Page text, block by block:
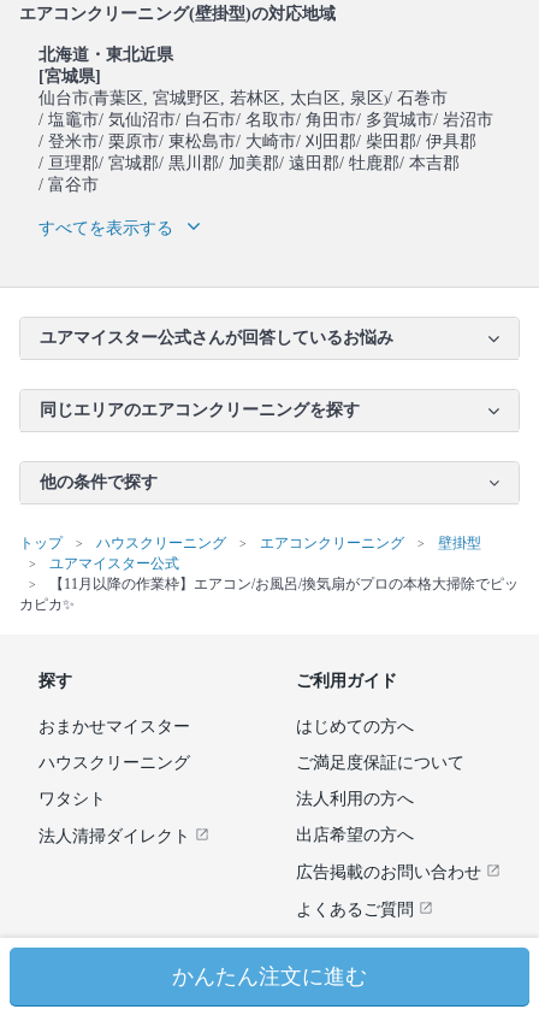
エアコンクリーニング(壁掛型)の対応地域
北海道・東北近県
[宮城県]
仙台市(青葉区 , 宮城野区 , 若林区 , 太白区 , 泉区)/ 石巻市
/ 塩竈市/ 気仙沼市/ 白石市/ 名取市/ 角田市/ 多賀城市/ 岩沼市
/ 登米市/ 栗原市/ 東松島市/ 大崎市/ 刈田郡/ 柴田郡/ 伊具郡
/ 亘理郡/ 宮城郡/ 黒川郡/ 加美郡/ 遠田郡/ 牡鹿郡/ 本吉郡
/ 富谷市
すべてを表示する
ユアマイスター公式さんが回答しているお悩み
同じエリアのエアコンクリーニングを探す
他の条件で探す
トップ ハウスクリーニング エアコンクリーニング
壁掛型
ユアマイスター公式
【11月以降の作業枠】エアコン/お風呂/換気扇がプロの本格大掃除でピッ
カピカ✨
かんたん注文に進む
探す
おまかせマイスター
ハウスクリーニング
ワタシト
法人清掃ダイレクト
ご利用ガイド
はじめての方へ
ご満足度保証について
法人利用の方へ
出店希望の方へ
広告掲載のお問い合わせ
よくあるご質問
利用規約プライバシーポリシー特定商取引法に基づく表示運営会社